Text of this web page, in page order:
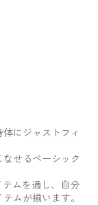
にジャストフィ
せるベーシック
ムを通し、自分
ムが揃います。